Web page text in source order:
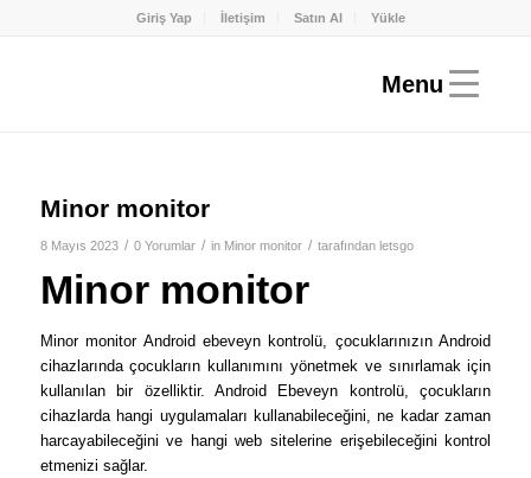
Giriş Yap İletişim Satın Al Yükle
Minor monitor
8 Mayıs 2023 / 0 Yorumlar / in Minor monitor / tarafından letsgo
Minor monitor
Minor monitor Android ebeveyn kontrolü, çocuklarınızın Android
cihazlarında çocukların kullanımını yönetmek ve sınırlamak için
kullanılan bir özelliktir. Android Ebeveyn kontrolü, çocukların
cihazlarda hangi uygulamaları kullanabileceğini, ne kadar zaman
harcayabileceğini ve hangi web sitelerine erişebileceğini kontrol
etmenizi sağlar.